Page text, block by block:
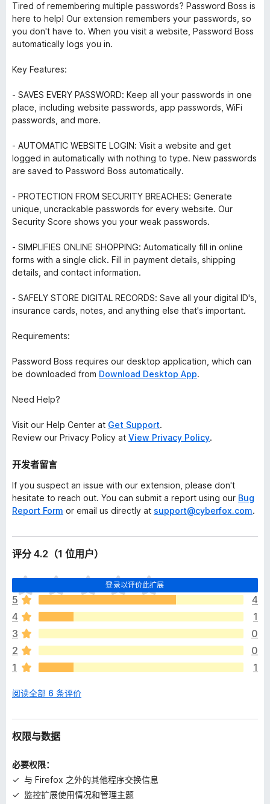
Tired of remembering multiple passwords? Password Boss is
here to help! Our extension remembers your passwords, so
you don't have to. When you visit a website, Password Boss
automatically logs you in.
Key Features:
- SAVES EVERY PASSWORD: Keep all your passwords in one
place, including website passwords, app passwords, WiFi
passwords, and more.
- AUTOMATIC WEBSITE LOGIN: Visit a website and get
logged in automatically with nothing to type. New passwords
are saved to Password Boss automatically.
- PROTECTION FROM SECURITY BREACHES: Generate
unique, uncrackable passwords for every website. Our
Security Score shows you your weak passwords.
- SIMPLIFIES ONLINE SHOPPING: Automatically fill in online
forms with a single click. Fill in payment details, shipping
details, and contact information.
- SAFELY STORE DIGITAL RECORDS: Save all your digital ID's,
insurance cards, notes, and anything else that's important.
Requirements:
Password Boss requires our desktop application, which can
be downloaded from Download Desktop App.
Need Help?
Visit our Help Center at Get Support.
Review our Privacy Policy at View Privacy Policy.
开发者留言
If you suspect an issue with our extension, please don't
hesitate to reach out. You can submit a report using our Bug
Report Form or email us directly at support@cyberfox.com.
评分 4.2（1 位用户）
登录以评价此扩展
目
前
尚
无
评
分
5
4
4
1
3
0
2
0
1
1
阅读全部 6 条评价
权限与数据
必要权限：
与 Firefox 之外的其他程序交换信息
监控扩展使用情况和管理主题